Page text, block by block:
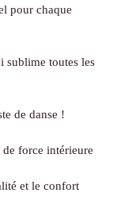
pour chaque
sublime toutes les
de danse !
force intérieure
et le confort